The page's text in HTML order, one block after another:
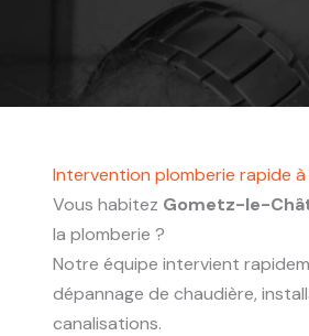
Intervention plomberie rapide
Vous habitez Gometz-le-
la plomberie ?
Notre équipe intervient
dépannage de chaudière,
canalisations.